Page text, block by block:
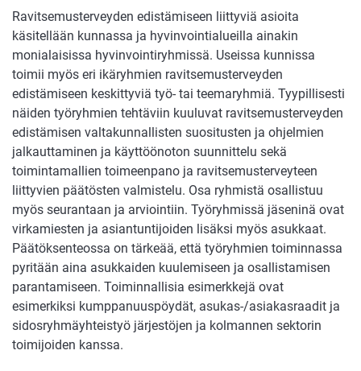
Ravitsemusterveyden edistämiseen liittyviä asioita
käsitellään kunnassa ja hyvinvointialueilla ainakin
monialaisissa hyvinvointiryhmissä. Useissa kunnissa
toimii myös eri ikäryhmien ravitsemusterveyden
edistämiseen keskittyviä työ- tai teemaryhmiä. Tyypillisesti
näiden työryhmien tehtäviin kuuluvat ravitsemusterveyden
edistämisen valtakunnallisten suositusten ja ohjelmien
jalkauttaminen ja käyttöönoton suunnittelu sekä
toimintamallien toimeenpano ja ravitsemusterveyteen
liittyvien päätösten valmistelu. Osa ryhmistä osallistuu
myös seurantaan ja arviointiin. Työryhmissä jäseninä ovat
virkamiesten ja asiantuntijoiden lisäksi myös asukkaat.
Päätöksenteossa on tärkeää, että työryhmien toiminnassa
pyritään aina asukkaiden kuulemiseen ja osallistamisen
parantamiseen. Toiminnallisia esimerkkejä ovat
esimerkiksi kumppanuuspöydät, asukas-/asiakasraadit ja
sidosryhmäyhteistyö järjestöjen ja kolmannen sektorin
toimijoiden kanssa.